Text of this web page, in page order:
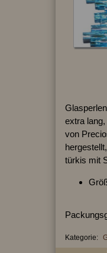
extra lang,
von
hergestellt,
türkis mit
Kategorie: